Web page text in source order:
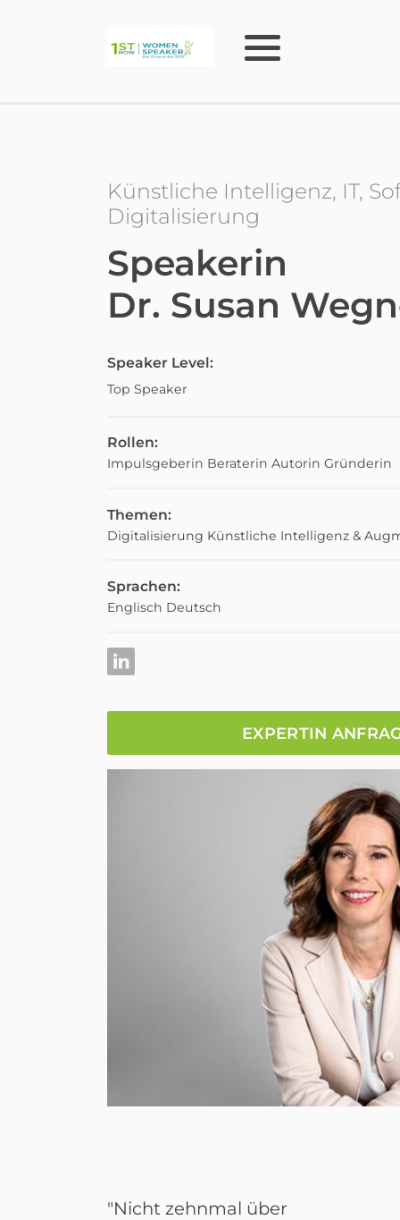
Künstliche Intelligenz, IT,
Digitalisierung
Speakerin
Dr. Susan
Speaker Level:
Top Speaker
Rollen:
Impulsgeberin Beraterin Autorin Gründerin
Themen:
Digitalisierung Künstliche Intelligenz &
Sprachen:
Englisch Deutsch
EXPERTIN
"Nicht zehnmal über